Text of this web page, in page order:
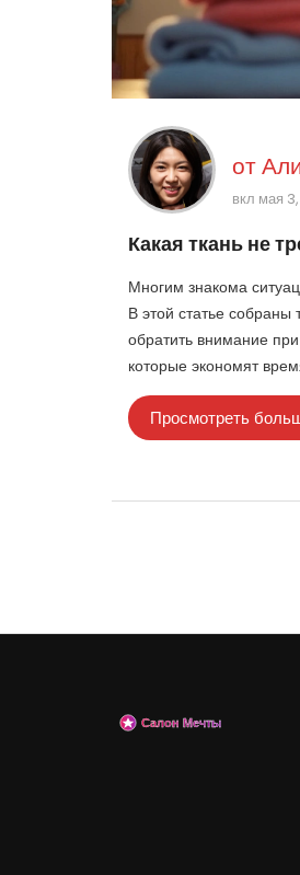
от
вкл мая
Какая ткань не
Многим знакома
В этой статье собраны
обратить внимание
которые экономят
Просмотреть